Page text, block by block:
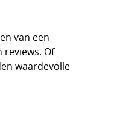
van een
Of
waardevolle